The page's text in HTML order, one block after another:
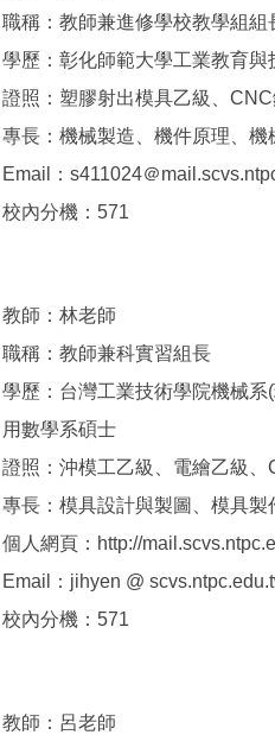
職稱：教師兼進修學校教學組組
學歷：彰化師範大學工業教育與
證照：塑膠射出模具乙級、
專長：機械製造、機件原理、機
Email：s411024＠
校內分機：571
教師：林老師
職稱：教師兼科實習組長
學歷：台灣工業技術學院機械
用數學系碩士
證照：沖模工乙級、電繪乙級、
專長：模具設計與製圖、模具
個人網頁：http://
Email：jihyen @
校內分機：571
教師：呂老師